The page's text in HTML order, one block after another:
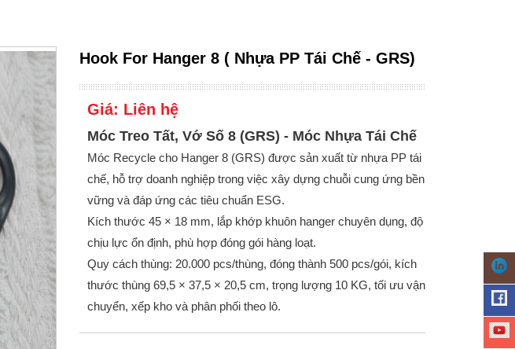
Hook For Hanger 8 ( Nhựa PP Tái Chế - GRS)
Giá: Liên hệ
Móc Treo Tất, Vớ Số 8 (GRS) - Móc Nhựa Tái Chế
Móc Recycle cho Hanger 8 (GRS) được sản xuất từ nhựa PP tái
chế, hỗ trợ doanh nghiệp trong việc xây dựng chuỗi cung ứng bền
vững và đáp ứng các tiêu chuẩn ESG.
Kích thước 45 × 18 mm, lắp khớp khuôn hanger chuyên dụng, độ
chịu lực ổn định, phù hợp đóng gói hàng loạt.
Quy cách thùng: 20.000 pcs/thùng, đóng thành 500 pcs/gói, kích
thước thùng 69,5 × 37,5 × 20,5 cm, trọng lượng 10 KG, tối ưu vận
chuyển, xếp kho và phân phối theo lô.